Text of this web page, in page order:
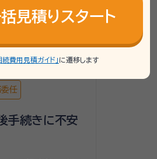
たものです。実際に必要な手続き
況により異なるため、詳しくは専
ください。
任
手続きに不安
見積りスタート
続費用見積ガイド」 に遷移します